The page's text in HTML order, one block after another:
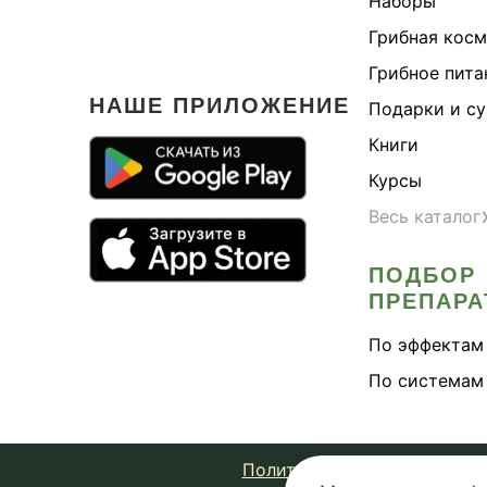
НАШЕ ПРИЛОЖЕНИЕ
Грибная
Грибное
Подарки и
Книги
Курсы
Весь каталог›
ПОДБОР
По эффектам
По системам
Политика